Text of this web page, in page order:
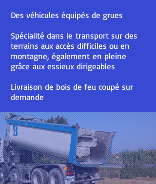
Des véhicules équipés de grues
Spécialité dans le transport sur des
terrains aux accès difficiles ou en
montagne, également en pleine
grâce aux essieux dirigeables
Livraison de bois de feu coupé sur
demande